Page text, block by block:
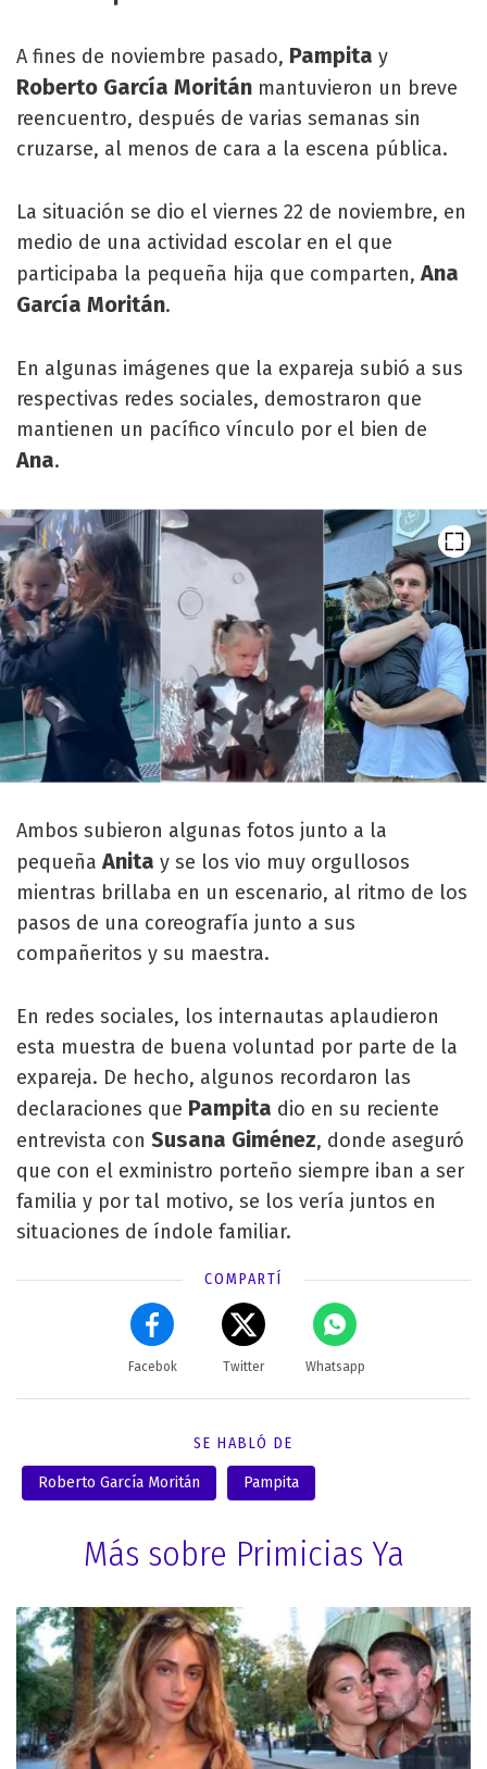
A fines de noviembre pasado, Pampita y
Roberto García Moritán mantuvieron un breve
reencuentro, después de varias semanas sin
cruzarse, al menos de cara a la escena pública.
La situación se dio el viernes 22 de noviembre, en
medio de una actividad escolar en el que
participaba la pequeña hija que comparten,Ana
García Moritán.
En algunas imágenes que la expareja subió a sus
respectivas redes sociales, demostraron que
mantienen un pacífico vínculo por el bien de
Ana.
Ambos subieron algunas fotos junto a la
pequeñaAnita y se los vio muy orgullosos
mientras brillaba en un escenario, al ritmo de los
pasos de una coreografía junto a sus
compañeritos y su maestra.
En redes sociales, los internautas aplaudieron
esta muestra de buena voluntad por parte de la
expareja. De hecho, algunos recordaron las
declaraciones que Pampita dio en su reciente
entrevista con Susana Giménez, donde aseguró
que con el exministro porteño siempre iban a ser
familia y por tal motivo, se los vería juntos en
situaciones de índole familiar.
COMPARTÍ
Facebok Twitter Whatsapp
SE HABLÓ DE
Roberto García Moritán Pampita
Más sobre Primicias Ya